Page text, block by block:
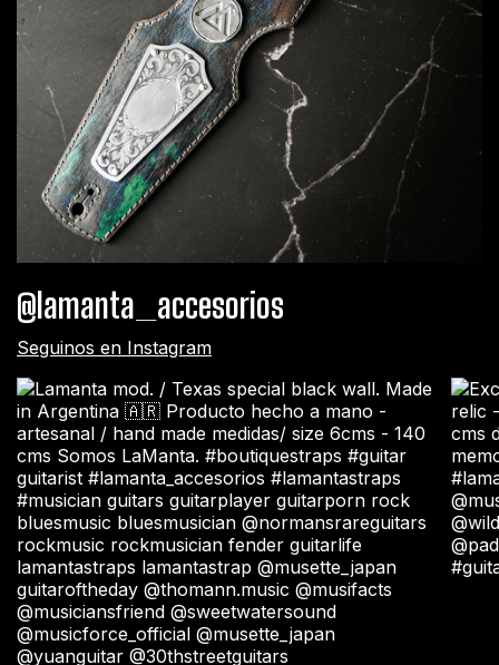
@lamanta_accesorios
Seguinos en Instagram